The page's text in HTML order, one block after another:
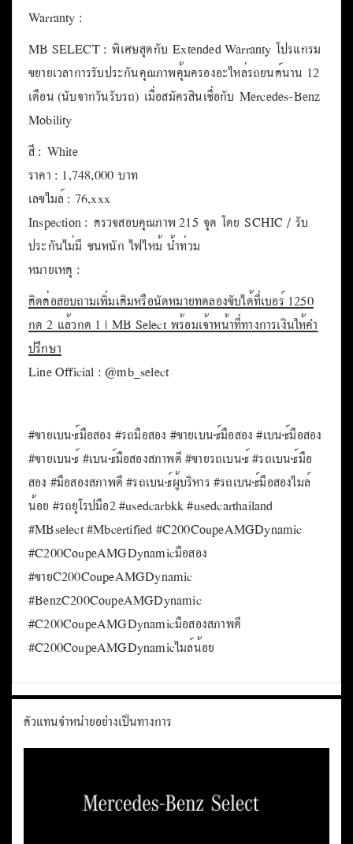
Warranty :
MB SELECT : พิเศษสุดกับ Extended Warranty โปรแกรม
ขยายเวลาการรับประกันคุณภาพคุ้มครองอะไหล่รถยนต์นาน 12
เดือน (นับจากวันรับรถ) เมื่อสมัครสินเชื่อกับ Mercedes-Benz
Mobility
สี : White
ราคา : 1,748,000 บาท
เลขไมล์ : 76,xxx
Inspection : ตรวจสอบคุณภาพ 215 จุด โดย SCHIC / รับ
ประกันไม่มี ชนหนัก ไฟไหม้ น้ำท่วม
หมายเหตุ :
ติดต่อสอบถามเพิ่มเติมหรือนัดหมายทดลองขับได้ที่เบอร์ 1250
กด 2 แล้วกด 1 | MB Select พร้อมเจ้าหน้าที่ทางการเงินให้คำ
ปรึกษา
Line Official : @mb_select
#ขายเบนซ์มือสอง #รถมือสอง #ขายเบนซ์มือสอง #เบนซ์มือสอง
#ขายเบนซ์ #เบนซ์มือสองสภาพดี #ขายรถเบนซ์ #รถเบนซ์มือ
สอง #มือสองสภาพดี #รถเบนซ์ผู้บริหาร #รถเบนซ์มือสองไมล์
น้อย #รถยุโรปมือ2 #usedcarbkk #usedcarthailand
#MBselect #Mbcertified #C200CoupeAMGDynamic
#C200CoupeAMGDynamicมือสอง
#ขายC200CoupeAMGDynamic
#BenzC200CoupeAMGDynamic
#C200CoupeAMGDynamicมือสองสภาพดี
#C200CoupeAMGDynamicไมล์น้อย
ตัวแทนจำหน่ายอย่างเป็นทางการ